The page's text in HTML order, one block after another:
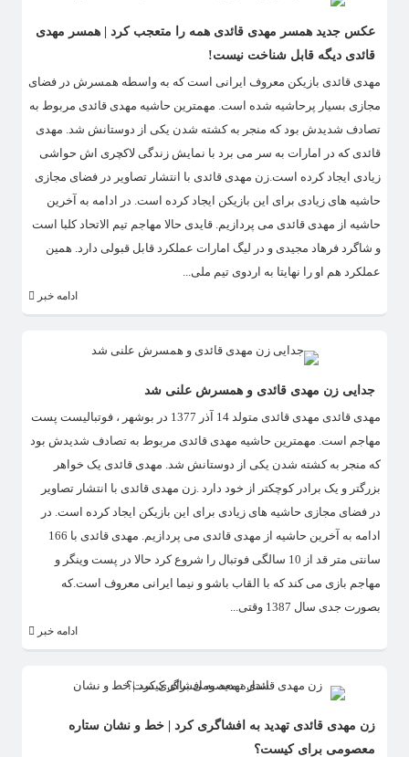
عکس جدید همسر مهدی قائدی همه را متعجب کرد | همسر مهدی
قائدی دیگه قابل شناخت نیست!
مهدی قائدی بازیکن معروف ایرانی است که به واسطه همسرش در فضای
مجازی بسیار پرحاشیه شده است. مهمترین حاشیه مهدی قائدی مربوط به
تصادف شدیدش بود که منجر به کشته شدن یکی از دوستانش شد. مهدی
قائدی که در امارات به سر می برد با نمایش زندگی لاکچری اش حواشی
زیادی ایجاد کرده است.زن مهدی قائدی با انتشار تصاویر در فضای مجازی
حاشیه های زیادی برای این بازیکن ایجاد کرده است. در ادامه به آخرین
حاشیه از مهدی قائدی می پردازیم. قایدی حالا مهاجم تیم الاتحاد کلبا است
و شاگرد فرهاد مجیدی و در لیگ امارات عملکرد قابل قبولی دارد. همین
عملکرد هم او را نهایتا به اردوی تیم ملی...
ادامه خبر
جدایی زن مهدی قائدی و همسرش علنی شد
مهدی قائدی مهدی قائدی متولد 14 آذر 1377 در بوشهر ، فوتبالیست پست
مهاجم است. مهمترین حاشیه مهدی قائدی مربوط به تصادف شدیدش بود
که منجر به کشته شدن یکی از دوستانش شد. مهدی قائدی یک خواهر
بزرگتر و یک برادر کوچکتر از خود دارد .زن مهدی قائدی با انتشار تصاویر
در فضای مجازی حاشیه های زیادی برای این بازیکن ایجاد کرده است. در
ادامه به آخرین حاشیه از مهدی قائدی می پردازیم. مهدی قائدی با 166
سانتی متر قد از 10 سالگی فوتبال را شروع کرد حالا در پست وینگر و
مهاجم بازی می کند که با القاب باشو و نیما ایرانی معروف است.که
بصورت جدی سال 1387 وقتی...
ادامه خبر
زن مهدی قائدی تهدید به افشاگری کرد | خط و نشان ستاره
معصومی برای کیست؟